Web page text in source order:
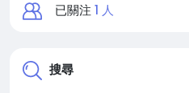
已關注 1 人
搜尋